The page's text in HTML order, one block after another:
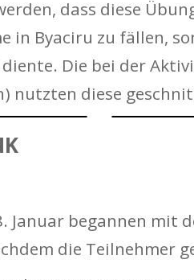
dass diese
in Byaciru zu fällen,
Die bei der
nutzten diese
Januar begannen mit
die Teilnehmer